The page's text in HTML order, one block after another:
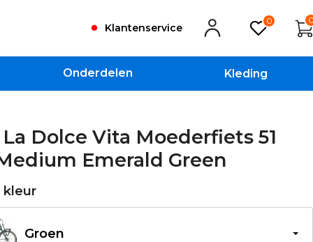
Klantenservice
0
Onderdelen Kleding
La Dolce Vita Moederfiets 51
Emerald Green
kleur
Groen